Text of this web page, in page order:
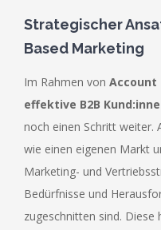
Strategischer
Based Marketing
Im Rahmen von Account
effektive B2B
noch einen Schritt weiter.
wie einen eigenen Markt
Marketing- und
Bedürfnisse und
zugeschnitten sind.